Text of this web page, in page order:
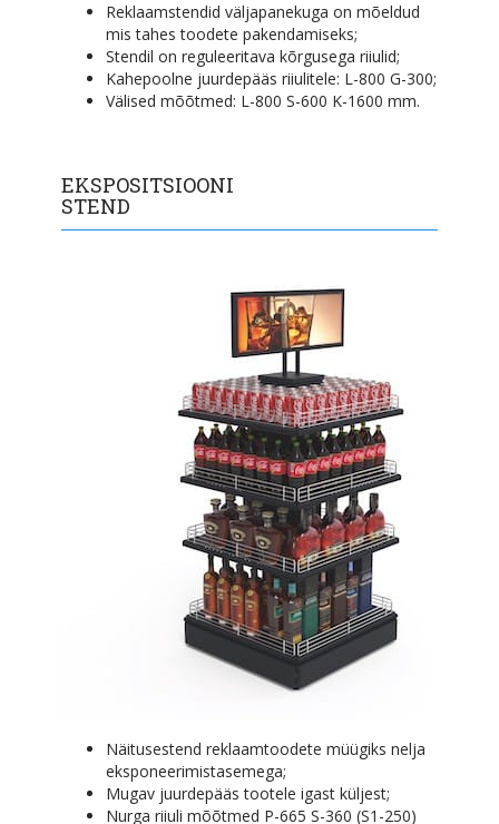
Reklaamstendid väljapanekuga on mõeldud
mis tahes toodete pakendamiseks;
Stendil on reguleeritava kõrgusega riiulid;
Kahepoolne juurdepääs riiulitele: L-800 G-300;
Välised mõõtmed: L-800 S-600 K-1600 mm.
EKSPOSITSIOONI
STEND
Näitusestend reklaamtoodete müügiks nelja
eksponeerimistasemega;
Mugav juurdepääs tootele igast küljest;
Nurga riiuli mõõtmed P-665 S-360 (S1-250)